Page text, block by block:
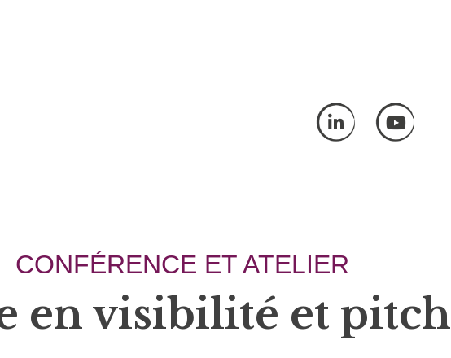
CONFÉRENCE ET ATELIER
en visibilité et pitch